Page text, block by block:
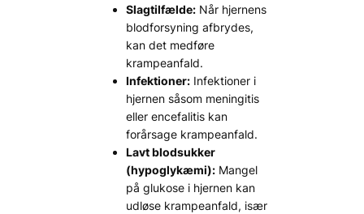
Slagtilfælde: Når hjernens
blodforsyning afbrydes,
kan det medføre
krampeanfald.
Infektioner: Infektioner i
hjernen såsom meningitis
eller encefalitis kan
forårsage krampeanfald.
Lavt blodsukker
(hypoglykæmi): Mangel
på glukose i hjernen kan
udløse krampeanfald, især